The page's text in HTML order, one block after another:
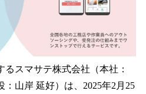
スマサテ株式会社（本社：
山岸 延好）は、2025年2月25